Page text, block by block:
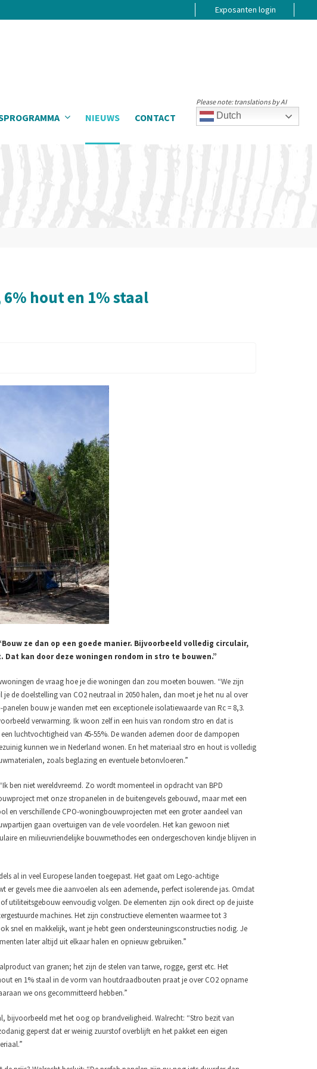
Exposanten login
NIEUWS CONTACT Dutch
Please note: translations by AI
hout en 1% staal
ze dan op een goede manier. Bijvoorbeeld volledig circulair,
kan door deze woningen rondom in stro te bouwen.”
de vraag hoe je die woningen dan zou moeten bouwen. “We zijn
de doelstelling van CO2 neutraal in 2050 halen, dan moet je het nu al over
bouw je wanden met een exceptionele isolatiewaarde van Rc = 8,3.
verwarming. Ik woon zelf in een huis van rondom stro en dat is
luchtvochtigheid van 45-55%. De wanden ademen door de dampopen
kunnen we in Nederland wonen. En het materiaal stro en hout is volledig
zoals beglazing en eventuele betonvloeren.”
ben niet wereldvreemd. Zo wordt momenteel in opdracht van BPD
met onze stropanelen in de buitengevels gebouwd, maar met een
en verschillende CPO-woningbouwprojecten met een groter aandeel van
gaan overtuigen van de vele voordelen. Het kan gewoon niet
en milieuvriendelijke bouwmethodes een ondergeschoven kindje blijven in
al in veel Europese landen toegepast. Het gaat om Lego-achtige
gevels mee die aanvoelen als een ademende, perfect isolerende jas. Omdat
utiliteitsgebouw eenvoudig volgen. De elementen zijn ook direct op de juiste
machines. Het zijn constructieve elementen waarmee tot 3
snel en makkelijk, want je hebt geen ondersteuningsconstructies nodig. Je
later altijd uit elkaar halen en opnieuw gebruiken.”
van granen; het zijn de stelen van tarwe, rogge, gerst etc. Het
en 1% staal in de vorm van houtdraadbouten praat je over CO2 opname
we ons gecommitteerd hebben.”
met het oog op brandveiligheid. Walrecht: “Stro bezit van
geperst dat er weinig zuurstof overblijft en het pakket een eigen